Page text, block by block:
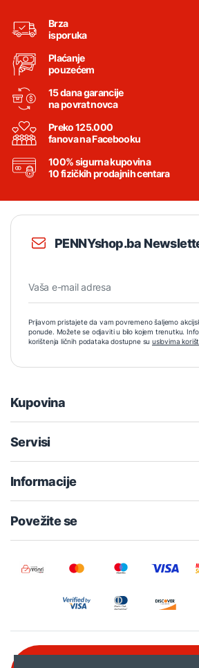
Brza
isporuka
Plaćanje
pouzećem
15 dana garancije
na povrat novca
Preko 125.000
fanova na Facebooku
100% sigurna kupovina
10 fizičkih prodajnih centara
PENNYshop.ba
Prijavom pristajete da vam povremeno šaljemo
ponude. Možete se odjaviti u bilo kojem trenutku.
korištenja ličnih podataka dostupne su uslovima
Kupovina
Servisi
Informacije
Povežite se